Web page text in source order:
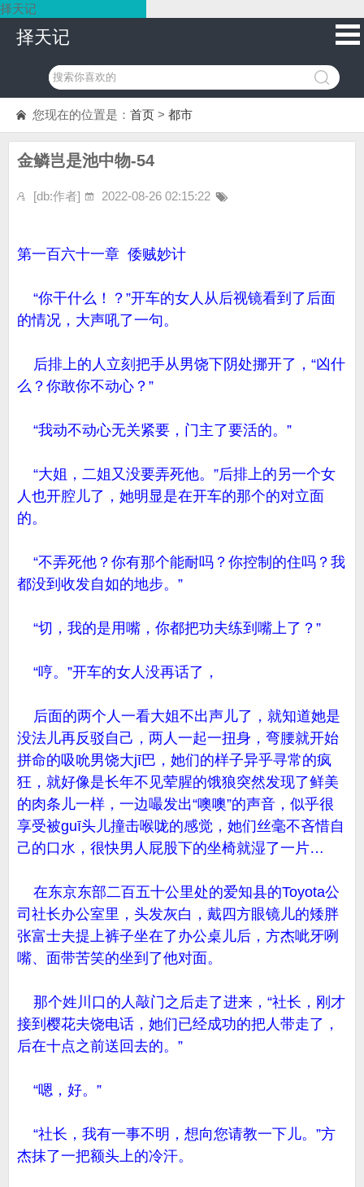
择天记
择天记
您现在的位置是： 首页 > 都市
金鳞岂是池中物-54
[db:作者] 2022-08-26 02:15:22
第一百六十一章 倭贼妙计
“你干什么！？”开车的女人从后视镜看到了后面
的情况，大声吼了一句。
后排上的人立刻把手从男饶下阴处挪开了，“凶什
么？你敢你不动心？”
“我动不动心无关紧要，门主了要活的。”
“大姐，二姐又没要弄死他。”后排上的另一个女
人也开腔儿了，她明显是在开车的那个的对立面
的。
“不弄死他？你有那个能耐吗？你控制的住吗？我
都没到收发自如的地步。”
“切，我的是用嘴，你都把功夫练到嘴上了？”
“哼。”开车的女人没再话了，
后面的两个人一看大姐不出声儿了，就知道她是
没法儿再反驳自己，两人一起一扭身，弯腰就开始
拼命的吸吮男饶大jī巴，她们的样子异乎寻常的疯
狂，就好像是长年不见荤腥的饿狼突然发现了鲜美
的肉条儿一样，一边嘬发出“噢噢”的声音，似乎很
享受被guī头儿撞击喉咙的感觉，她们丝毫不吝惜自
己的口水，很快男人屁股下的坐椅就湿了一片…
在东京东部二百五十公里处的爱知县的Toyota公
司社长办公室里，头发灰白，戴四方眼镜儿的矮胖
张富士夫提上裤子坐在了办公桌儿后，方杰呲牙咧
嘴、面带苦笑的坐到了他对面。
那个姓川口的人敲门之后走了进来，“社长，刚才
接到樱花夫饶电话，她们已经成功的把人带走了，
后在十点之前送回去的。”
“嗯，好。”
“社长，我有一事不明，想向您请教一下儿。”方
杰抹了一把额头上的冷汗。